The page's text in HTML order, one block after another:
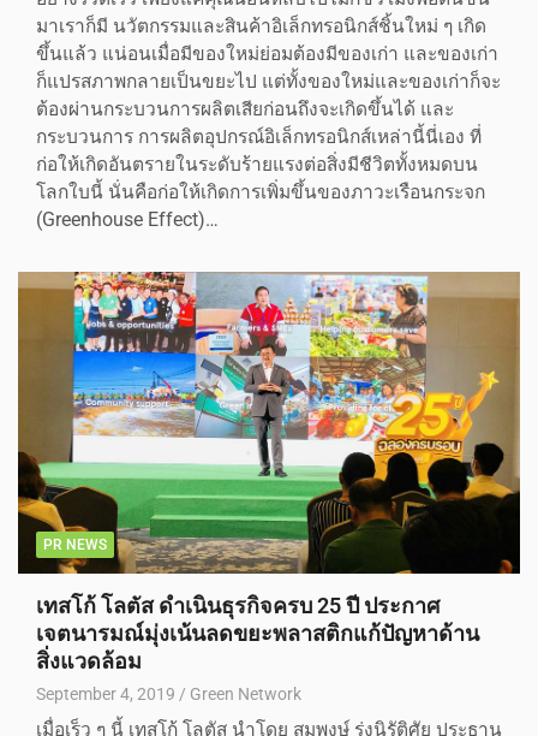
มาเราก็มี นวัตกรรมและสินค้าอิเล็กทรอนิกส์ชิ้นใหม่ ๆ เกิด
ขึ้นแล้ว แน่อนเมื่อมีของใหม่ย่อมต้องมีของเก่า และของเก่า
ก็แปรสภาพกลายเป็นขยะไป แต่ทั้งของใหม่และของเก่าก็จะ
ต้องผ่านกระบวนการผลิตเสียก่อนถึงจะเกิดขึ้นได้ และ
กระบวนการ การผลิตอุปกรณ์อิเล็กทรอนิกส์เหล่านี้นี่เอง ที่
ก่อให้เกิดอันตรายในระดับร้ายแรงต่อสิ่งมีชีวิตทั้งหมดบน
โลกใบนี้ นั่นคือก่อให้เกิดการเพิ่มขึ้นของภาวะเรือนกระจก
(Greenhouse Effect)…
PR NEWS
เทสโก้ โลตัส ดำเนินธุรกิจครบ 25 ปี ประกาศ
เจตนารมณ์มุ่งเน้นลดขยะพลาสติกแก้ปัญหาด้าน
สิ่งแวดล้อม
September 4, 2019 Green Network
เมื่อเร็ว ๆ นี้ เทสโก้ โลตัส นำโดย สมพงษ์ รุ่งนิรัติศัย ประธาน